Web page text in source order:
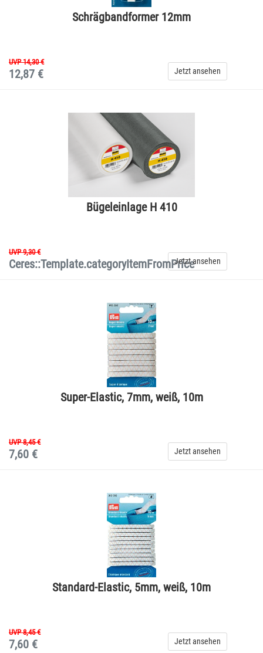
Schrägbandformer 12mm
UVP 14,30 €
12,87 € Jetzt ansehen
Bügeleinlage H 410
UVP 9,30 €
Ceres::Template.categoryItemFromPriceJetzt ansehen
Super-Elastic, 7mm, weiß, 10m
UVP 8,45 €
7,60 € Jetzt ansehen
Standard-Elastic, 5mm, weiß, 10m
UVP 8,45 €
7,60 € Jetzt ansehen